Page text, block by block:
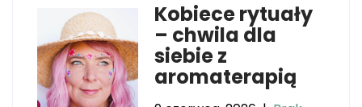
Kobiece rytuały
– chwila dla
siebie z
aromaterapią